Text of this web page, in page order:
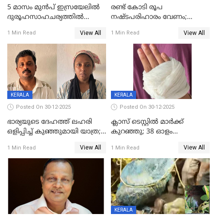
5 മാസം മുൻപ് ഇസ്രയേലിൽ
ദുരൂഹസാഹചര്യത്തിൽ
മലയാളി യുവാവിന്റെ ഭാര്യയും
മരിച്ചു
1 Min Read View All
രണ്ട് കോടി രൂപ
നഷ്ടപരിഹാരം വേണം;
നോട്ടീസയച്ച് ഉമാ തോമസ്
1 Min Read View All
KERALA
Posted On 30-12-2025
ഭാര്യയുടെ ദേഹത്ത് ലഹരി
ഒളിപ്പിച്ച് കുഞ്ഞുമായി യാത്ര;
പിടികൂടി പൊലീസ്
1 Min Read View All
KERALA
Posted On 30-12-2025
ക്ലാസ് ടെസ്റ്റിൽ മാർക്ക്
കുറഞ്ഞു; 38 ഓളം
സെന്ററിലെ അധ്യാപകന്‍
മർദിച്ചതായി പരാതി
1 Min Read View All
KERALA